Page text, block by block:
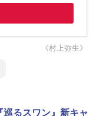
《村上弥生》
るスワン』新キャ